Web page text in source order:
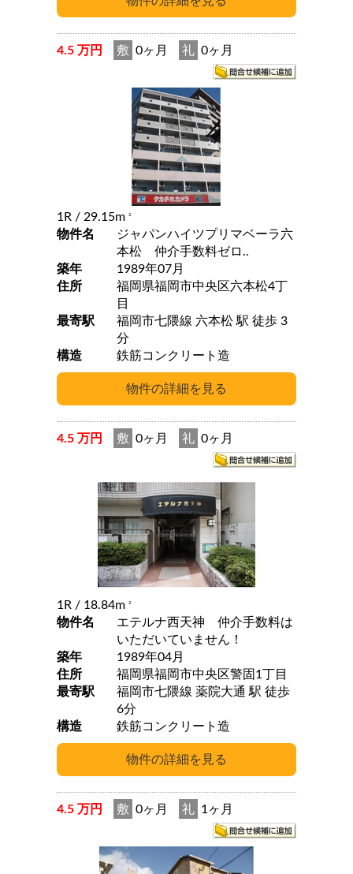
4.5 万円 敷 0ヶ月 礼 0ヶ月
1R / 29.15m 2
物件名
ジャパンハイツプリマベーラ六
本松 仲介手数料ゼロ..
築年
1989年07月
住所
福岡県福岡市中央区六本松4丁
目
最寄駅
福岡市七隈線 六本松 駅 徒歩 3
分
構造
鉄筋コンクリート造
4.5 万円 敷 0ヶ月 礼 0ヶ月
1R / 18.84m 2
物件名
エテルナ西天神 仲介手数料は
いただいていません！
築年
1989年04月
住所
福岡県福岡市中央区警固1丁目
最寄駅
福岡市七隈線 薬院大通 駅 徒歩
6分
構造
鉄筋コンクリート造
4.5 万円 敷 0ヶ月 礼 1ヶ月